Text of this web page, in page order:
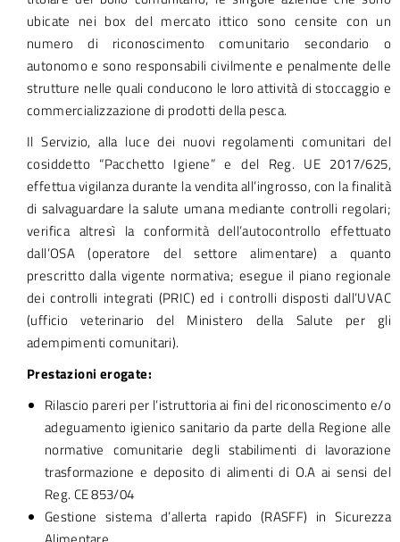
ubicate nei box del mercato ittico sono censite con un
numero di riconoscimento comunitario secondario o
autonomo e sono responsabili civilmente e penalmente delle
strutture nelle quali conducono le loro attività di stoccaggio e
commercializzazione di prodotti della pesca.
Il Servizio, alla luce dei nuovi regolamenti comunitari del
cosiddetto “Pacchetto Igiene” e del Reg. UE 2017/625,
effettua vigilanza durante la vendita all’ingrosso, con la finalità
di salvaguardare la salute umana mediante controlli regolari;
verifica altresì la conformità dell’autocontrollo effettuato
dall’OSA (operatore del settore alimentare) a quanto
prescritto dalla vigente normativa; esegue il piano regionale
dei controlli integrati (PRIC) ed i controlli disposti dall’UVAC
(ufficio veterinario del Ministero della Salute per gli
adempimenti comunitari).
Prestazioni erogate:
Rilascio pareri per l’istruttoria ai fini del riconoscimento e/o
adeguamento igienico sanitario da parte della Regione alle
normative comunitarie degli stabilimenti di lavorazione
trasformazione e deposito di alimenti di O.A ai sensi del
Reg. CE 853/04
Gestione sistema d’allerta rapido (RASFF) in Sicurezza